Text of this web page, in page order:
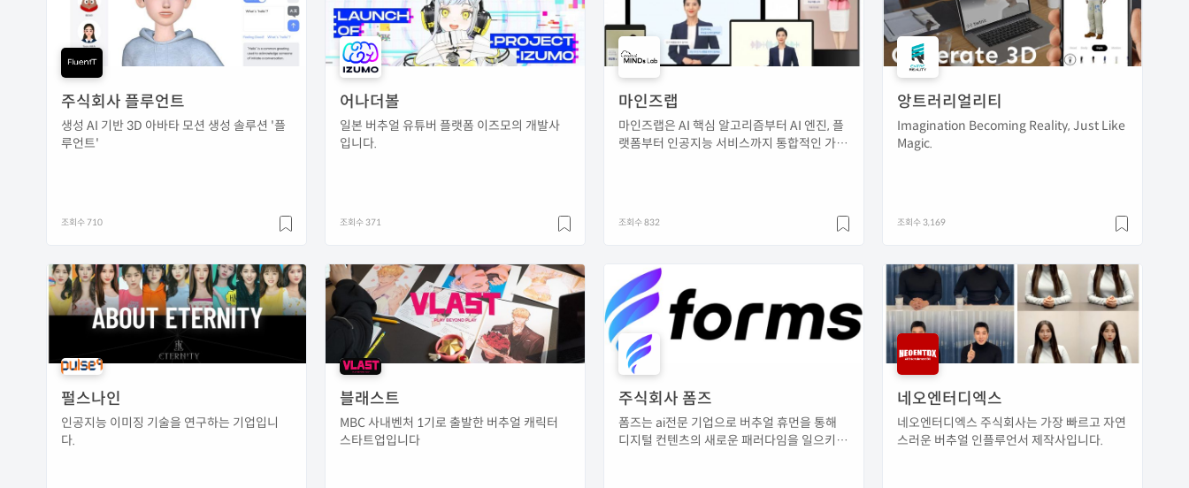
주식회사 플루언트
생성 AI 기반 3D 아바타 모션 생성 솔루션 '플
루언트'
조회수 710
어나더볼
일본 버추얼 유튜버 플랫폼 이즈모의 개발사
입니다.
조회수 371
마인즈랩
마인즈랩은 AI 핵심 알고리즘부터 AI 엔진, 플
랫폼부터 인공지능 서비스까지 통합적인 가치
조회수 832
앙트러리얼리티
Imagination Becoming Reality, Just Like
Magic.
조회수 3,169
펄스나인
인공지능 이미징 기술을 연구하는 기업입니
다.
블래스트
MBC 사내벤처 1기로 출발한 버추얼 캐릭터
스타트업입니다
주식회사 폼즈
폼즈는 ai전문 기업으로 버추얼 휴먼을 통해
디지털 컨텐츠의 새로운 패러다임을 일으키고
네오엔터디엑스
네오엔터디엑스 주식회사는 가장 빠르고 자연
스러운 버추얼 인플루언서 제작사입니다.